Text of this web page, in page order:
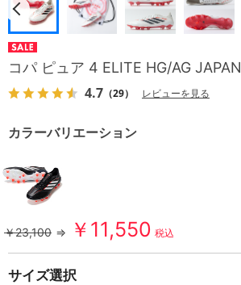
コパ ピュア 4 ELITE HG/AG JAPAN
4.7 （29） レビューを見る
カラーバリエーション
￥23,100 ⇒ ￥11,550 税込
サイズ選択